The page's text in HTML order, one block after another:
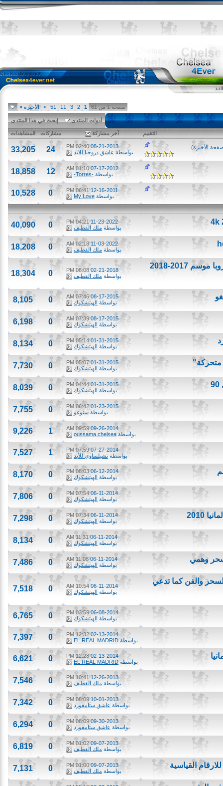
صفحة 1 من 61 1
2
11
51
> الأخيرة»
أدوات المنتدى إبحث في هذا المنتدى
التقييم آخر مشاركة مشاركات المشاهدات
الأخيرة)
08-21-2013
02:40 PM
بواسطةعاشق دروجبا للابد 24
33,205
07-17-2012
01:10 AM
بواسطة-Torres-
12
18,858
12-16-2011
06:41 PM
بواسطةMy Love
0
10,528
11-23-2022
04:21 PM
بواسطةملك القطيف 0
40,090
11-03-2022
02:18 AM
بواسطةملك القطيف 0
18,208
هدف ليونيل ميسي على تشلسي ذهاب ثمن نهائي دوري أبطال أوروبا موسم 2017-2018 02-21-2018
08:08 PM
بواسطةملك القطيف 18,304
08-17-2015
07:46 AM
بواسطةالهيتشكوك 0
8,105
08-17-2015
07:39 AM
بواسطةالهيتشكوك 0
6,198
01-31-2015
05:14 PM
بواسطةالهيتشكوك 0
8,134
01-31-2015
05:07 PM
بواسطةالهيتشكوك 0
7,730
01-31-2015
04:44 PM
بواسطةالهيتشكوك 0
8,039
01-23-2015
06:42 PM
بواسطةسنوغو 0
7,755
09-26-2014
09:59 AM
بواسطةoussama.chelsea
1
9,226
07-27-2014
07:59 PM
بواسطةتشيلساوي للأبد 1
7,527
06-12-2014
08:03 PM
بواسطةالهيتشكوك 0
8,170
06-11-2014
07:54 PM
بواسطةالهيتشكوك 0
7,806
06-11-2014
07:34 PM
بواسطةالهيتشكوك 0
7,298
06-11-2014
11:31 AM
بواسطةالهيتشكوك 0
8,134
وهمي 06-11-2014
11:08 AM
بواسطةالهيتشكوك 0
7,486
والفن كما تدعي
06-11-2014
10:54 AM
بواسطةالهيتشكوك 7,518
06-08-2014
03:59 PM
بواسطةالهيتشكوك 0
6,765
02-13-2014
12:32 PM
بواسطةEL REAL MADRID
0
7,397
02-13-2014
12:28 PM
بواسطةEL REAL MADRID
0
6,621
12-26-2013
10:41 PM
بواسطةملك القطيف 0
7,546
10-01-2013
08:09 PM
بواسطةعاشق ستامفورد 0
7,342
09-30-2013
08:09 PM
بواسطةعاشق ستامفورد 0
6,294
09-07-2013
01:02 PM
بواسطةملك القطيف 0
6,819
القياسية 09-07-2013
01:00 PM
بواسطةملك القطيف 0
7,131